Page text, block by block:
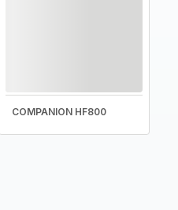
COMPANION HF800